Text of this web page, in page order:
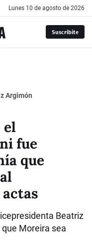
lunes 10 de agosto de 2026
Suscribite
Argimón
el
fue
que
Beatriz
Moreira sea